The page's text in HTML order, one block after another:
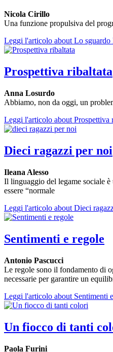
Nicola Cirillo
Una funzione propulsiva del
Leggi l'articolo about Lo sguardo
Prospettiva ribaltata
Anna Losurdo
Abbiamo, non da oggi, un
Leggi l'articolo about Prospettiva
Dieci ragazzi per noi
Ileana Alesso
Il linguaggio del legame sociale
essere “normale
Leggi l'articolo about Dieci
Sentimenti e regole
Antonio Pascucci
Le regole sono il fondamento di
necessarie per garantire un
Leggi l'articolo about Sentimenti
Un fiocco di tanti
Paola Furini